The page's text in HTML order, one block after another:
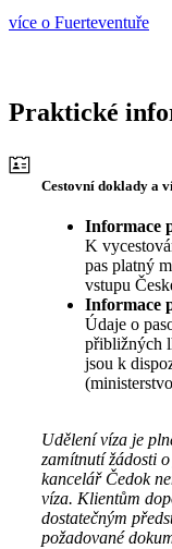
více o Fuerteventuře
Praktické
Cestovní doklady a
Informace
K
pas platný
vstupu
Informace
Údaje o
přibližných
jsou k
Udělení víza je
zamítnutí žádosti
kancelář Čedok
víza. Klientům
dostatečným
požadované